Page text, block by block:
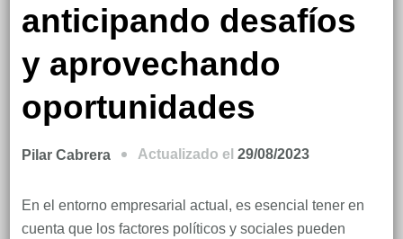
anticipando desafíos
y aprovechando
oportunidades
Pilar Cabrera Actualizado el 29/08/2023
En el entorno empresarial actual, es esencial tener en
cuenta que los factores políticos y sociales pueden